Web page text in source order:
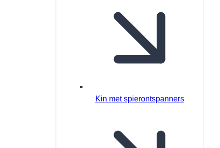
Kin met spierontspanners